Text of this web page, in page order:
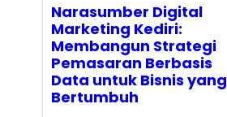
Narasumber Digital
Marketing Kediri:
Membangun Strategi
Pemasaran Berbasis
Data untuk Bisnis yang
Bertumbuh